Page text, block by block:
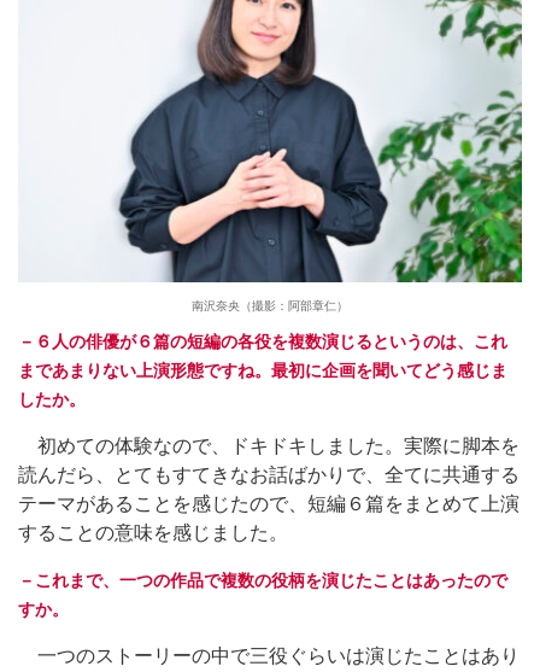
南沢奈央（撮影：阿部章仁）
－６人の俳優が６篇の短編の各役を複数演じるというのは、これ
まであまりない上演形態ですね。最初に企画を聞いてどう感じま
したか。
初めての体験なので、ドキドキしました。実際に脚本を
読んだら、とてもすてきなお話ばかりで、全てに共通する
テーマがあることを感じたので、短編６篇をまとめて上演
することの意味を感じました。
－これまで、一つの作品で複数の役柄を演じたことはあったので
すか。
一つのストーリーの中で三役ぐらいは演じたことはあり